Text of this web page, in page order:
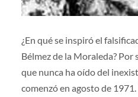
¿En qué se inspiró el
Bélmez de la Moraleda?
que nunca ha oído del
comenzó en agosto de